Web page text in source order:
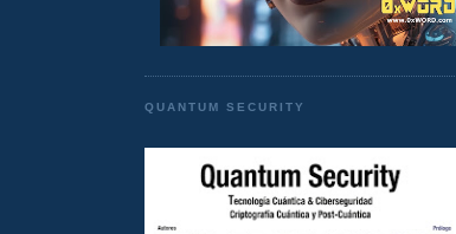
QUANTUM SECURITY